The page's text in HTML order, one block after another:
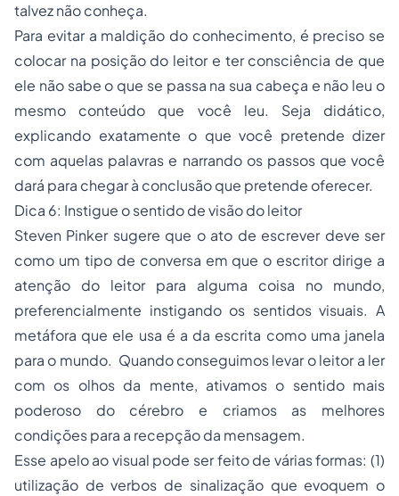
talvez não conheça.
Para evitar a maldição do conhecimento, é preciso se
colocar na posição do leitor e ter consciência de que
ele não sabe o que se passa na sua cabeça e não leu o
mesmo conteúdo que você leu. Seja didático,
explicando exatamente o que você pretende dizer
com aquelas palavras e narrando os passos que você
dará para chegar à conclusão que pretende oferecer.
Dica 6: Instigue o sentido de visão do leitor
Steven Pinkersugere que o ato de escrever deve ser
como um tipo de conversa em que o escritor dirige a
atenção do leitor para alguma coisa no mundo,
preferencialmente instigando os sentidos visuais. A
metáfora que ele usa é a da escrita como uma janela
para o mundo. Quando conseguimos levar o leitor a ler
com os olhos da mente, ativamos o sentido mais
poderoso do cérebro e criamos as melhores
condições para a recepção da mensagem.
Esse apelo ao visual pode ser feito de várias formas: (1)
utilização de verbos de sinalização que evoquem o